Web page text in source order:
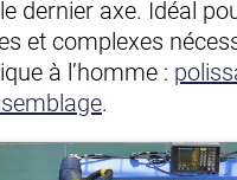
dernier axe. Idéal
et complexes
à l’homme :
.